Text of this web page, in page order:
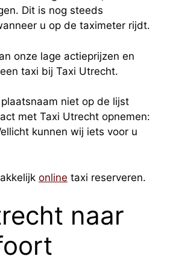
Dit is nog steeds
u op de taximeter rijdt.
onze lage actieprijzen en
taxi bij Taxi Utrecht.
niet op de lijst
met Taxi Utrecht opnemen:
kunnen wij iets voor u
online taxi reserveren.
naar